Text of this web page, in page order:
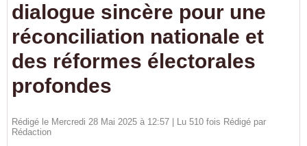
dialogue sincère pour une
réconciliation nationale et
des réformes électorales
profondes
Rédigé le Mercredi 28 Mai 2025 à 12:57 | Lu 510 fois Rédigé par
Rédaction